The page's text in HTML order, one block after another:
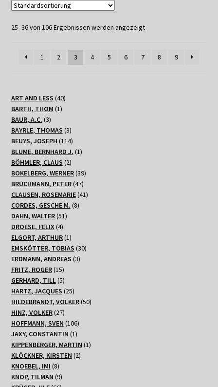
25–36 von 106 Ergebnissen werden angezeigt
1 2 3 4 5 6 7 8 9
ART AND LESS 4040
BARTH, THOM 11
BAUR, A.C. 33
Produkte
BAYRLE, THOMAS 33
Produkte
BEUYS, JOSEPH 114114
Produkte
BLUME, BERNHARD J. 11
BÖHMLER, CLAUS 22
Produkte
BOKELBERG, WERNER 3939
BRÜCHMANN, PETER 4747
Produkte
CLAUSEN, ROSEMARIE 4141
CORDES, GESCHE M. 88
DAHN, WALTER 5151
DROESE, FELIX 44
Produkte
ELGORT, ARTHUR 11
Produkt
EMSKÖTTER, TOBIAS 3030
ERDMANN, ANDREAS 33
FRITZ, ROGER 1515
Produkte
GERHARD, TILL 55
Produkte
HARTZ, JACQUES 2525
Produkte
HILDEBRANDT, VOLKER 5050
HINZ, VOLKER 2727
Produkte
HOFFMANN, SVEN 106106
Produkte
JAXY, CONSTANTIN 11
Produkt
KIPPENBERGER, MARTIN 11
KLÖCKNER, KIRSTEN 22
KNOEBEL, IMI 88
Produkte
KNOP, TILMAN 99